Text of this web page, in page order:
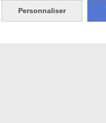
CB Crédit Agricole
Personnaliser